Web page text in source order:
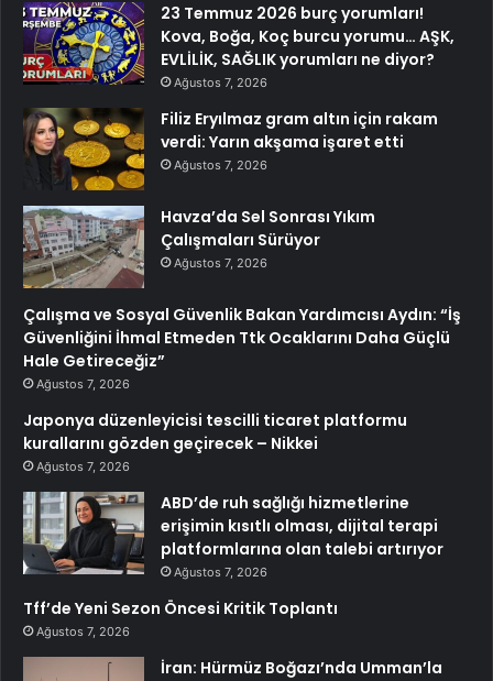
23 Temmuz 2026 burç yorumları!
Kova, Boğa, Koç burcu yorumu… AŞK,
EVLİLİK, SAĞLIK yorumları ne diyor?
Ağustos 7, 2026
Filiz Eryılmaz gram altın için rakam
verdi: Yarın akşama işaret etti
Ağustos 7, 2026
Havza’da Sel Sonrası Yıkım
Çalışmaları Sürüyor
Ağustos 7, 2026
Çalışma ve Sosyal Güvenlik Bakan Yardımcısı Aydın: “İş
Güvenliğini İhmal Etmeden Ttk Ocaklarını Daha Güçlü
Hale Getireceğiz”
Ağustos 7, 2026
Japonya düzenleyicisi tescilli ticaret platformu
kurallarını gözden geçirecek – Nikkei
Ağustos 7, 2026
ABD’de ruh sağlığı hizmetlerine
erişimin kısıtlı olması, dijital terapi
platformlarına olan talebi artırıyor
Ağustos 7, 2026
Tff’de Yeni Sezon Öncesi Kritik Toplantı
Ağustos 7, 2026
İran: Hürmüz Boğazı’nda Umman’la